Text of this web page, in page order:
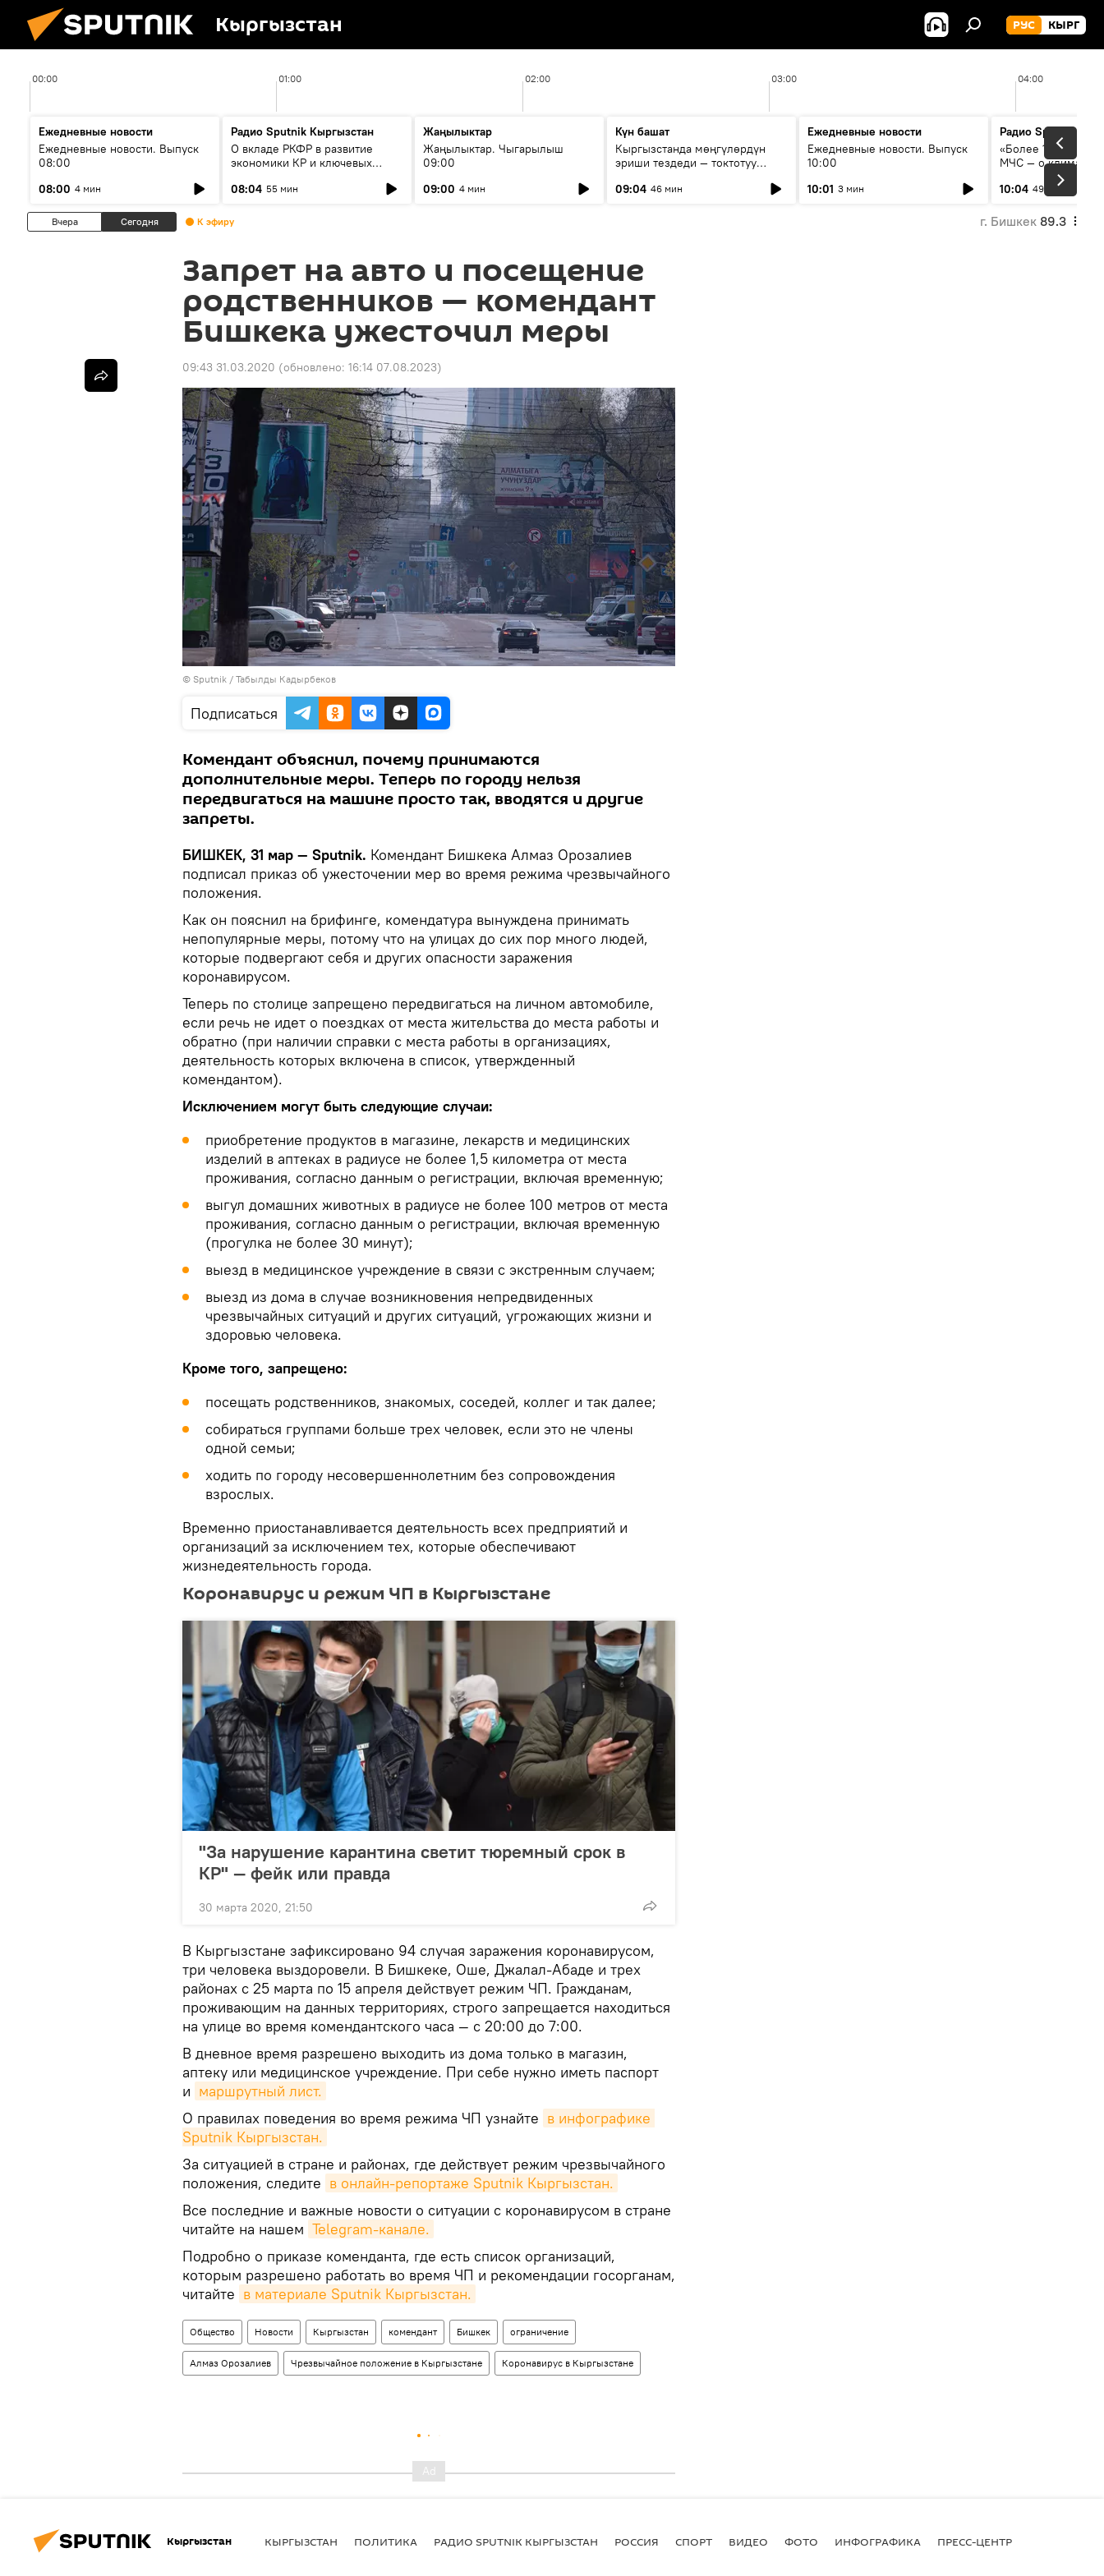
Кыргызстан РУС КЫРГ
00:00 01:00 02:00 03:00 04:00
Ежедневные новости
Ежедневные новости. Выпуск
08:00
08:00 4 мин
Радио Sputnik Кыргызстан
О вкладе РКФР в развитие
экономики КР и ключевых
08:04 55 мин
Жаңылыктар
Жаңылыктар. Чыгарылыш
09:00
09:00 4 мин
Күн башат
Кыргызстанда мөңгүлөрдүн
эриши тездеди — токтотуу
09:04 46 мин
Ежедневные новости
Ежедневные новости. Выпуск
10:00
10:01 3 мин
Радио Sputnik
«Более 1200 сёл в
МЧС — о климате,
системе
населения
10:04 49 мин
Вчера Сегодня К эфиру г. Бишкек 89.3
Запрет на авто и посещение
родственников — комендант
Бишкека ужесточил меры
09:43 31.03.2020 (обновлено: 16:14 07.08.2023)
© Sputnik / Табылды Кадырбеков
Подписаться
Комендант объяснил, почему принимаются
дополнительные меры. Теперь по городу нельзя
передвигаться на машине просто так, вводятся и другие
запреты.
БИШКЕК, 31 мар — Sputnik. Комендант Бишкека Алмаз Орозалиев
подписал приказ об ужесточении мер во время режима чрезвычайного
положения.
Как он пояснил на брифинге, комендатура вынуждена принимать
непопулярные меры, потому что на улицах до сих пор много людей,
которые подвергают себя и других опасности заражения
коронавирусом.
Теперь по столице запрещено передвигаться на личном автомобиле,
если речь не идет о поездках от места жительства до места работы и
обратно (при наличии справки с места работы в организациях,
деятельность которых включена в список, утвержденный
комендантом).
Исключением могут быть следующие случаи:
приобретение продуктов в магазине, лекарств и медицинских
изделий в аптеках в радиусе не более 1,5 километра от места
проживания, согласно данным о регистрации, включая временную;
выгул домашних животных в радиусе не более 100 метров от места
проживания, согласно данным о регистрации, включая временную
(прогулка не более 30 минут);
выезд в медицинское учреждение в связи с экстренным случаем;
выезд из дома в случае возникновения непредвиденных
чрезвычайных ситуаций и других ситуаций, угрожающих жизни и
здоровью человека.
Кроме того, запрещено:
посещать родственников, знакомых, соседей, коллег и так далее;
собираться группами больше трех человек, если это не члены
одной семьи;
ходить по городу несовершеннолетним без сопровождения
взрослых.
Временно приостанавливается деятельность всех предприятий и
организаций за исключением тех, которые обеспечивают
жизнедеятельность города.
Коронавирус и режим ЧП в Кыргызстане
"За нарушение карантина светит тюремный срок в
КР" — фейк или правда
30 марта 2020, 21:50
В Кыргызстане зафиксировано 94 случая заражения коронавирусом,
три человека выздоровели. В Бишкеке, Оше, Джалал-Абаде и трех
районах с 25 марта по 15 апреля действует режим ЧП. Гражданам,
проживающим на данных территориях, строго запрещается находиться
на улице во время комендантского часа — с 20:00 до 7:00.
В дневное время разрешено выходить из дома только в магазин,
аптеку или медицинское учреждение. При себе нужно иметь паспорт
и маршрутный лист.
О правилах поведения во время режима ЧП узнайте в инфографике
Sputnik Кыргызстан.
За ситуацией в стране и районах, где действует режим чрезвычайного
положения, следите в онлайн-репортаже Sputnik Кыргызстан.
Все последние и важные новости о ситуации с коронавирусом в стране
читайте на нашем Telegram-канале.
Подробно о приказе коменданта, где есть список организаций,
которым разрешено работать во время ЧП и рекомендации госорганам,
читайте в материале Sputnik Кыргызстан.
Общество Новости Кыргызстан комендант Бишкек ограничение
Алмаз Орозалиев Чрезвычайное положение в Кыргызстане Коронавирус в Кыргызстане
Кыргызстан КЫРГЫЗСТАН ПОЛИТИКА РАДИО SPUTNIK КЫРГЫЗСТАН РОССИЯ СПОРТ ВИДЕО ФОТО ИНФОГРАФИКА ПРЕСС-ЦЕНТР